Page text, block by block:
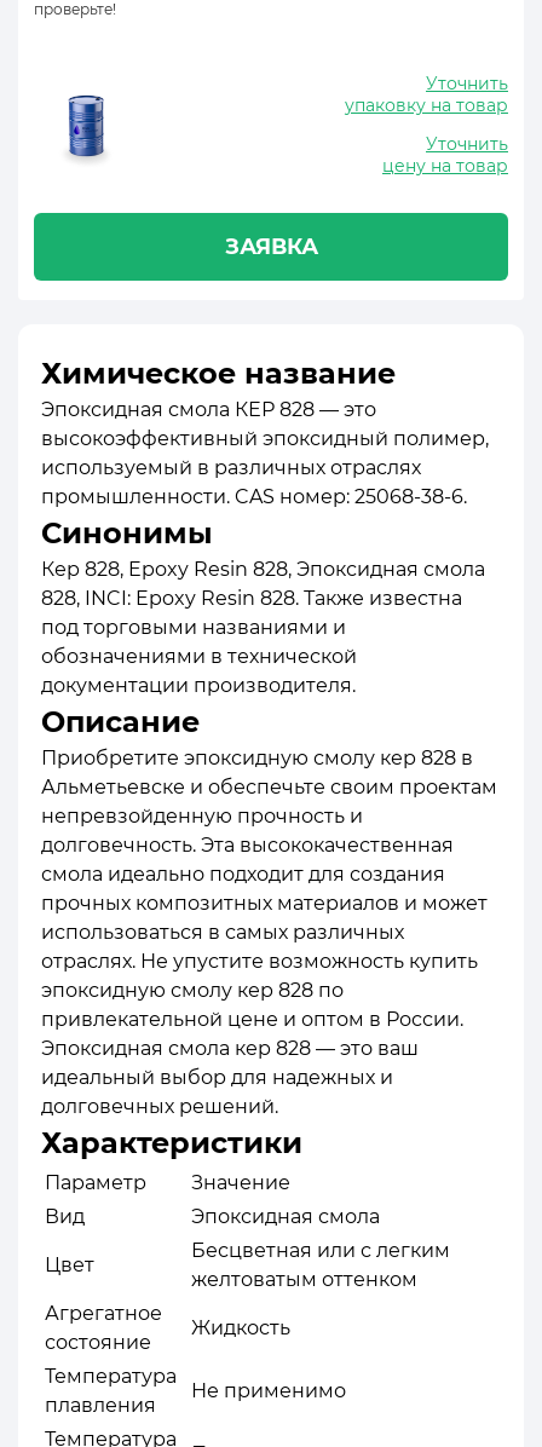
проверьте!
Уточнить
упаковку на товар
Уточнить
цену на товар
ЗАЯВКА
Химическое название
Эпоксидная смола КЕР 828 — это
высокоэффективный эпоксидный полимер,
используемый в различных отраслях
промышленности. CAS номер: 25068-38-6.
Синонимы
Кер 828, Epoxy Resin 828, Эпоксидная смола
828, INCI: Epoxy Resin 828. Также известна
под торговыми названиями и
обозначениями в технической
документации производителя.
Описание
Приобретите эпоксидную смолу кер 828 в
Альметьевске и обеспечьте своим проектам
непревзойденную прочность и
долговечность. Эта высококачественная
смола идеально подходит для создания
прочных композитных материалов и может
использоваться в самых различных
отраслях. Не упустите возможность купить
эпоксидную смолу кер 828 по
привлекательной цене и оптом в России.
Эпоксидная смола кер 828 — это ваш
идеальный выбор для надежных и
долговечных решений.
Характеристики
Параметр
Значение
Вид
Эпоксидная смола
Цвет
Бесцветная или с легким
желтоватым оттенком
Агрегатное
состояние
Жидкость
Температура
плавления
Не применимо
Температура